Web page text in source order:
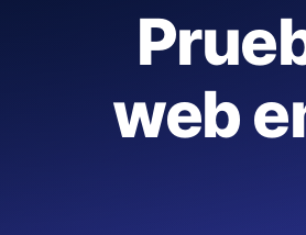
Load
los
web